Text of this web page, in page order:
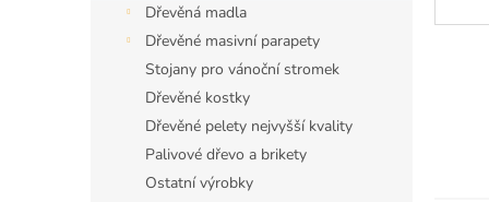
Dřevěná madla
Dřevěné masivní parapety
Stojany pro vánoční stromek
Dřevěné kostky
Dřevěné pelety nejvyšší kvality
Palivové dřevo a brikety
Ostatní výrobky